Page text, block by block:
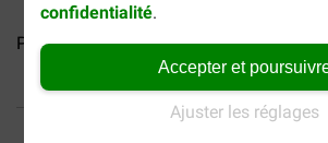
confidentialité.
Accepter et
Ajuster les réglages
Pro Plan Large Robust Puppy... Pro
40% moins cher